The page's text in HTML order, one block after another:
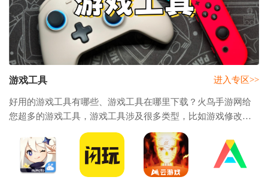
游戏工具
好用的游戏工具有哪些、游戏工具在哪里下载？火鸟手游网给
您超多的游戏工具，游戏工具涉及很多类型，比如游戏修改
器、手游助手、云端挂机软件、画质修改器、游戏盒子等都属
于游戏工具，一款好的游戏工具为玩家带来极
进入专区>>